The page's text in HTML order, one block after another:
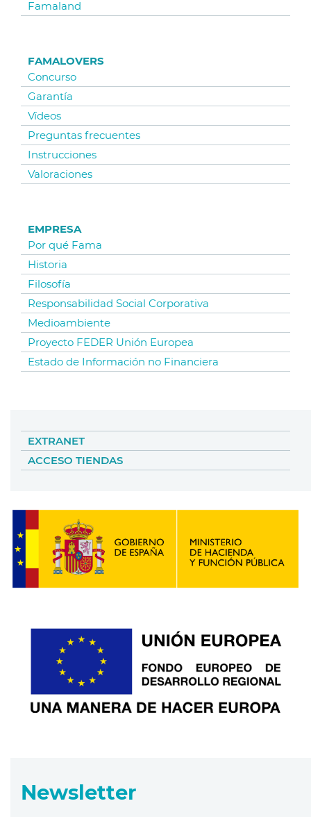
Famaland
FAMALOVERS
Concurso
Garantía
Vídeos
Preguntas frecuentes
Instrucciones
Valoraciones
EMPRESA
Por qué Fama
Historia
Filosofía
Responsabilidad Social Corporativa
Medioambiente
Proyecto FEDER Unión Europea
Estado de Información no Financiera
EXTRANET
ACCESO TIENDAS
Newsletter